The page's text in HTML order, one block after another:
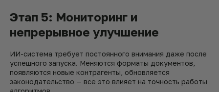
Этап 5: Мониторинг и
непрерывное улучшение
ИИ-система требует постоянного внимания даже после
успешного запуска. Меняются форматы документов,
появляются новые контрагенты, обновляется
законодательство — все это влияет на точность работы